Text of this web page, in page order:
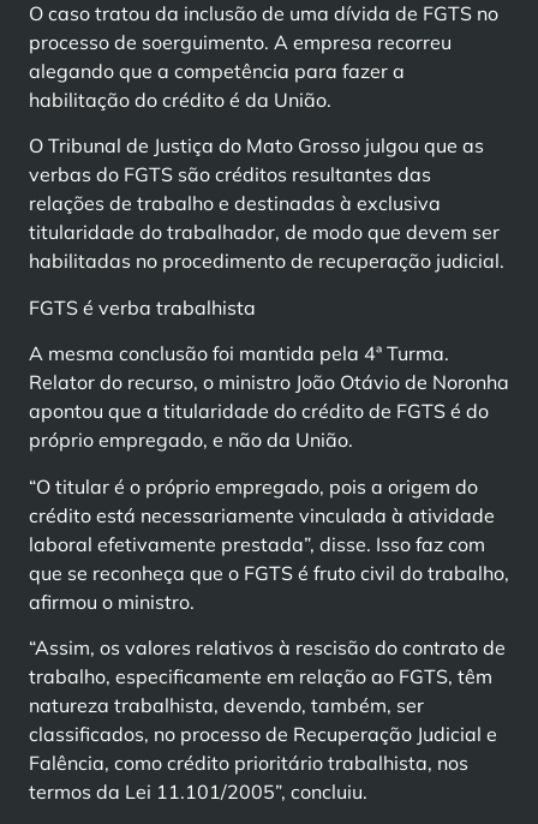
O caso tratou da inclusão de uma dívida de FGTS no
processo de soerguimento. A empresa recorreu
alegando que a competência para fazer a
habilitação do crédito é da União.
O Tribunal de Justiça do Mato Grosso julgou que as
verbas do FGTS são créditos resultantes das
relações de trabalho e destinadas à exclusiva
titularidade do trabalhador, de modo que devem ser
habilitadas no procedimento de recuperação judicial.
FGTS é verba trabalhista
A mesma conclusão foi mantida pela 4ª Turma.
Relator do recurso, o ministro João Otávio de Noronha
apontou que a titularidade do crédito de FGTS é do
próprio empregado, e não da União.
“O titular é o próprio empregado, pois a origem do
crédito está necessariamente vinculada à atividade
laboral efetivamente prestada”, disse. Isso faz com
que se reconheça que o FGTS é fruto civil do trabalho,
afirmou o ministro.
“Assim, os valores relativos à rescisão do contrato de
trabalho, especificamente em relação ao FGTS, têm
natureza trabalhista, devendo, também, ser
classificados, no processo de Recuperação Judicial e
Falência, como crédito prioritário trabalhista, nos
termos da Lei 11.101/2005”, concluiu.